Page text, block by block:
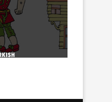
30/07/2026